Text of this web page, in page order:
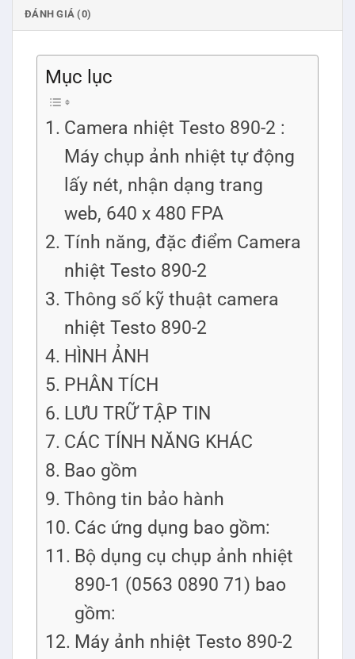
ĐÁNH GIÁ (0)
Mục lục
Camera nhiệt Testo 890-2 :
Máy chụp ảnh nhiệt tự động
lấy nét, nhận dạng trang
web, 640 x 480 FPA
Tính năng, đặc điểm Camera
nhiệt Testo 890-2
Thông số kỹ thuật camera
nhiệt Testo 890-2
HÌNH ẢNH
PHÂN TÍCH
LƯU TRỮ TẬP TIN
CÁC TÍNH NĂNG KHÁC
Bao gồm
Thông tin bảo hành
Các ứng dụng bao gồm:
Bộ dụng cụ chụp ảnh nhiệt
890-1 (0563 0890 71) bao
gồm:
Máy ảnh nhiệt Testo 890-2